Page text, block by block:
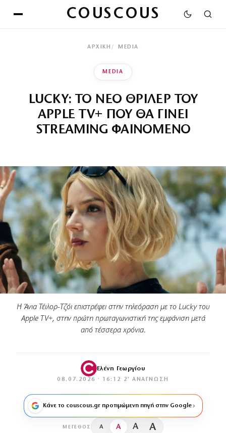
COUSCOUS
ΑΡΧΙΚΉ MEDIA
MEDIA
LUCKY: ΤΟ ΝΕΟ ΘΡΙΛΕΡ ΤΟΥ
APPLE TV+ ΠΟΥ ΘΑ ΓΙΝΕΙ
STREAMING ΦΑΙΝΟΜΕΝΟ
Η Άνια Τέιλορ-Τζόι επιστρέφει στην τηλεόραση με το Lucky του
Apple TV+, στην πρώτη πρωταγωνιστική της εμφάνιση μετά
από τέσσερα χρόνια.
Ελένη Γεωργίου
08.07.2026 · 16:12 · 2′ ΑΝΆΓΝΩΣΗ
Κάνε το couscous.gr προτιμώμενη πηγή στην Google
ΜΈΓΕΘΟΣ A A A A